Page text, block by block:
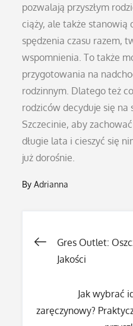
pozwalają przyszłym
ciąży, ale także stanowią
spędzenia czasu razem,
wspomnienia. To także
przygotowania na
rodzinnym. Dlatego też
rodziców decyduje się na
Szczecinie, aby
długie lata i cieszyć się
już dorośnie.
ByAdrianna
Gres Outlet:
Jakości
Jak wybrać
zaręczynowy?